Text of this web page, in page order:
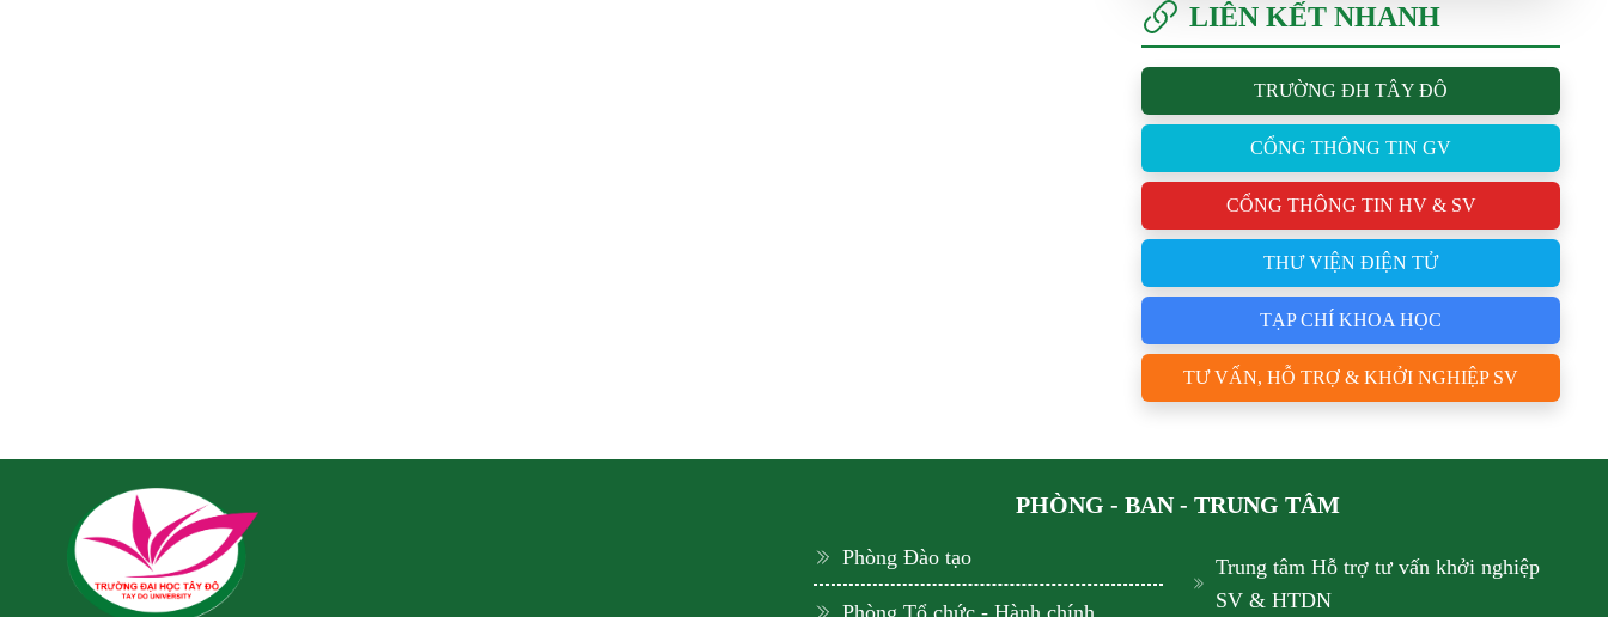
LIÊN KẾT NHANH
TRƯỜNG ĐH TÂY ĐÔ
CỔNG THÔNG TIN GV
CỔNG THÔNG TIN HV & SV
THƯ VIỆN ĐIỆN TỬ
TẠP CHÍ KHOA HỌC
TƯ VẤN, HỖ TRỢ & KHỞI NGHIỆP SV
PHÒNG - BAN - TRUNG TÂM
Phòng Đào tạo
Phòng Tổ chức - Hành chính
Trung tâm Hỗ trợ tư vấn khởi nghiệp
SV & HTDN